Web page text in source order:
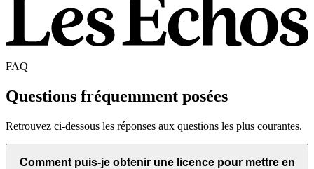
FAQ
Questions fréquemment posées
Retrouvez ci-dessous les réponses aux questions les plus courantes.
Comment puis-je obtenir une licence pour mettre en